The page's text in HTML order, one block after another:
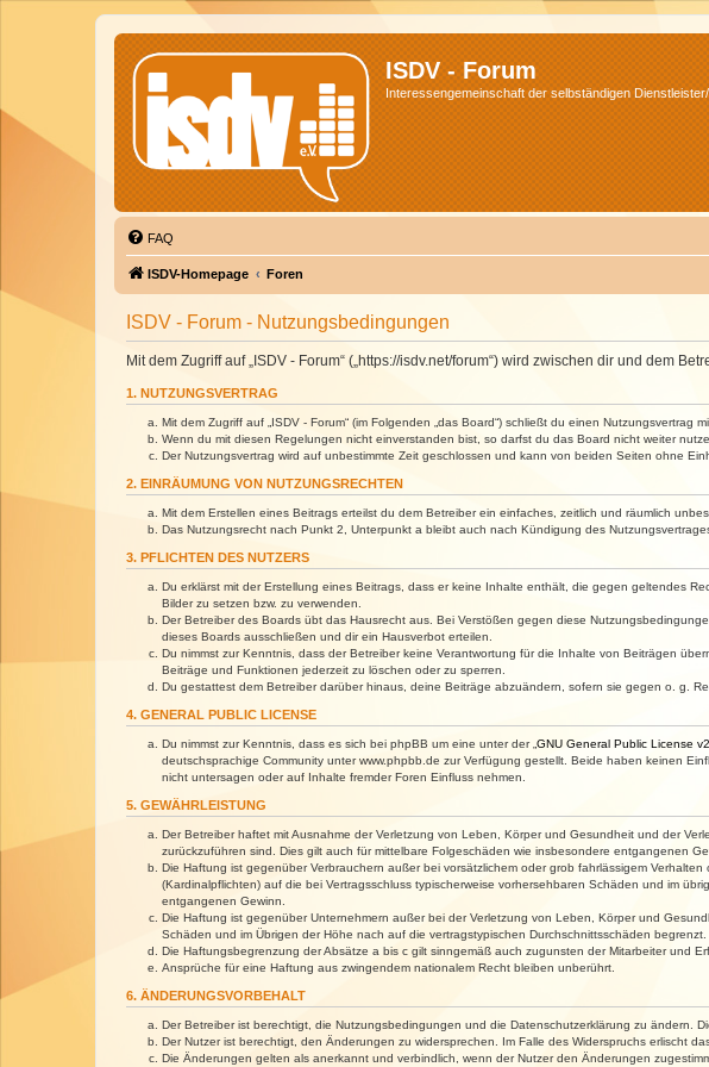
ISDV - Forum
Interessengemeinschaft der selbständigen
FAQ
ISDV-Homepage Foren
ISDV - Forum - Nutzungsbedingungen
Mit dem Zugriff auf „ISDV - Forum“ („https://isdv.net/forum“) wird zwischen dir und dem
1. NUTZUNGSVERTRAG
Mit dem Zugriff auf „ISDV - Forum“ (im Folgenden „das Board“) schließt du einen
Wenn du mit diesen Regelungen nicht einverstanden bist, so darfst du das Board nicht weiter
Der Nutzungsvertrag wird auf unbestimmte Zeit geschlossen und kann von beiden Seiten ohne
2. EINRÄUMUNG VON NUTZUNGSRECHTEN
Mit dem Erstellen eines Beitrags erteilst du dem Betreiber ein einfaches, zeitlich und räumlich
Das Nutzungsrecht nach Punkt 2, Unterpunkt a bleibt auch nach Kündigung des
3. PFLICHTEN DES NUTZERS
Du erklärst mit der Erstellung eines Beitrags, dass er keine Inhalte enthält, die gegen geltendes
Bilder zu setzen bzw. zu verwenden.
Der Betreiber des Boards übt das Hausrecht aus. Bei Verstößen gegen diese
dieses Boards ausschließen und dir ein Hausverbot erteilen.
Du nimmst zur Kenntnis, dass der Betreiber keine Verantwortung für die Inhalte von Beiträgen
Beiträge und Funktionen jederzeit zu löschen oder zu sperren.
Du gestattest dem Betreiber darüber hinaus, deine Beiträge abzuändern, sofern sie gegen o. g.
4. GENERAL PUBLIC LICENSE
Du nimmst zur Kenntnis, dass es sich bei phpBB um eine unter der „ GNU General Public License v2
deutschsprachige Community unter www.phpbb.de zur Verfügung gestellt. Beide haben keinen
nicht untersagen oder auf Inhalte fremder Foren Einfluss nehmen.
5. GEWÄHRLEISTUNG
Der Betreiber haftet mit Ausnahme der Verletzung von Leben, Körper und Gesundheit und der
zurückzuführen sind. Dies gilt auch für mittelbare Folgeschäden wie insbesondere entgangenen
Die Haftung ist gegenüber Verbrauchern außer bei vorsätzlichem oder grob fahrlässigem
(Kardinalpflichten) auf die bei Vertragsschluss typischerweise vorhersehbaren Schäden und im
entgangenen Gewinn.
Die Haftung ist gegenüber Unternehmern außer bei der Verletzung von Leben, Körper und
Schäden und im Übrigen der Höhe nach auf die vertragstypischen Durchschnittsschäden
Die Haftungsbegrenzung der Absätze a bis c gilt sinngemäß auch zugunsten der Mitarbeiter und
Ansprüche für eine Haftung aus zwingendem nationalem Recht bleiben unberührt.
6. ÄNDERUNGSVORBEHALT
Der Betreiber ist berechtigt, die Nutzungsbedingungen und die Datenschutzerklärung zu ändern.
Der Nutzer ist berechtigt, den Änderungen zu widersprechen. Im Falle des Widerspruchs erlischt
Die Änderungen gelten als anerkannt und verbindlich, wenn der Nutzer den Änderungen